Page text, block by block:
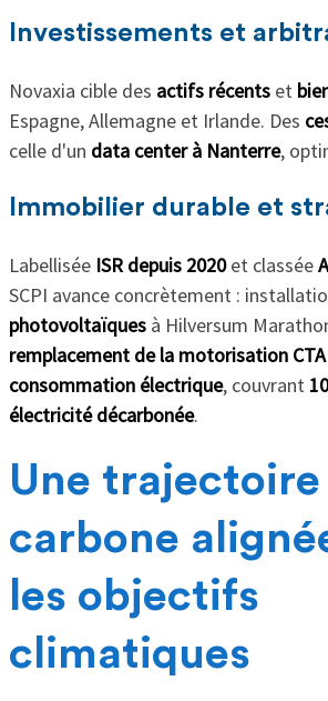
Investissements et
Novaxia cible des actifs récentset
Espagne, Allemagne et Irlande. Des
celle d'un data center à Nanterre,
Immobilier durable et
Labellisée ISR depuis 2020et classée
SCPI avance concrètement :
photovoltaïquesà Hilversum
remplacement de la motorisation CTA
consommation électrique, couvrant
électricité décarbonée.
Une trajectoire
carbone
les objectifs
climatiques